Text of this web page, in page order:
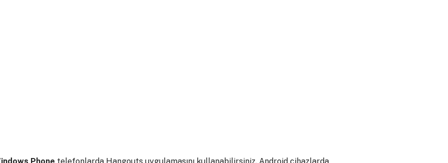
Phone telefonlarda Hangouts uygulamasını kullanabilirsiniz. Android cihazlarda